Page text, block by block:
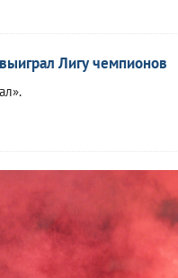
Лигу чемпионов